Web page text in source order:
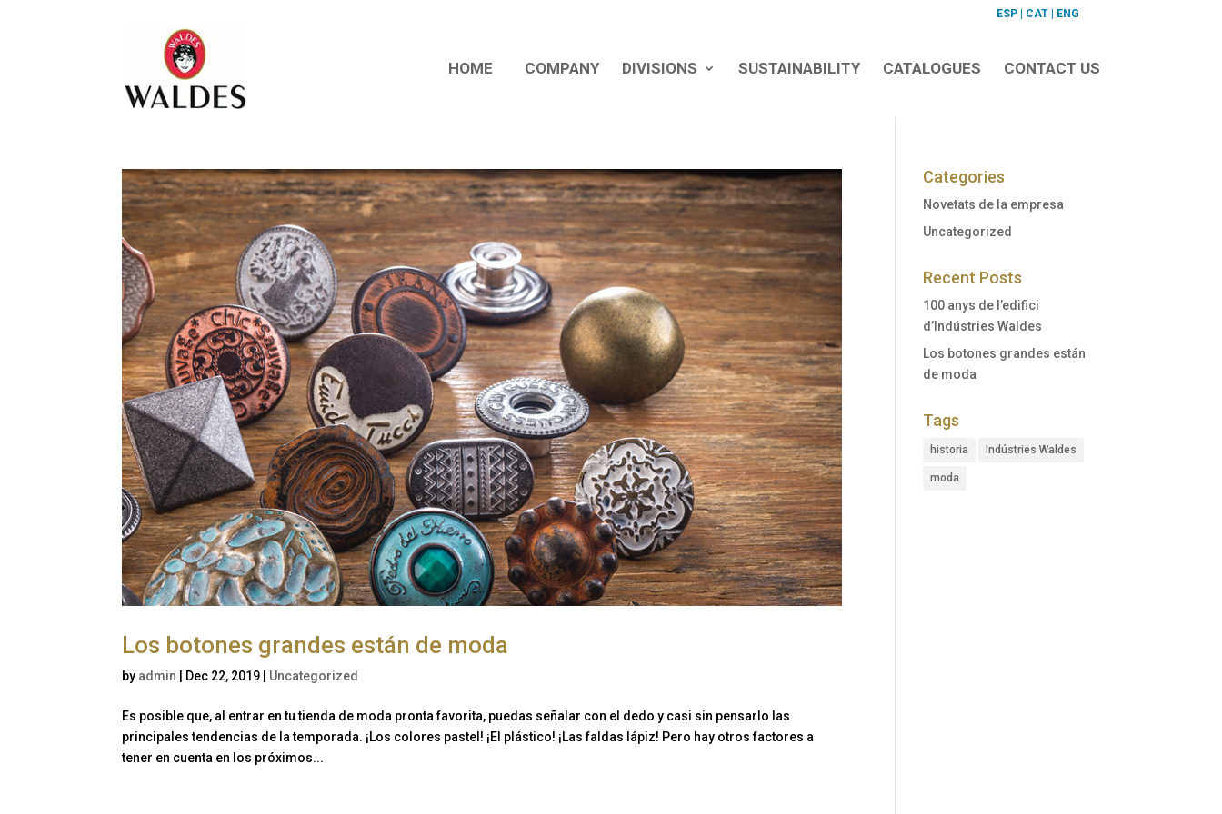
ESP CAT ENG
HOME COMPANY DIVISIONS SUSTAINABILITY CATALOGUES CONTACT US
Los botones grandes están de moda
by admin Dec 22, 2019 Uncategorized
Es posible que, al entrar en tu tienda de moda pronta favorita, puedas señalar con el dedo y casi sin pensarlo las
principales tendencias de la temporada. ¡Los colores pastel! ¡El plástico! ¡Las faldas lápiz! Pero hay otros factores a
tener en cuenta en los próximos...
Categories
Novetats de la empresa
Uncategorized
Recent Posts
100 anys de l’edifici
d’Indústries Waldes
Los botones grandes están
de moda
Tags
historia Indústries Waldes
moda